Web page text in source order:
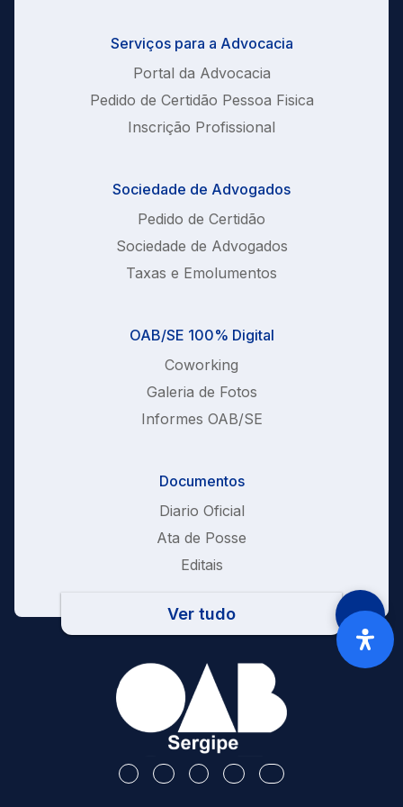
Serviços para a Advocacia
Portal da Advocacia
Pedido de Certidão Pessoa Fisica
Inscrição Profissional
Sociedade de Advogados
Pedido de Certidão
Sociedade de Advogados
Taxas e Emolumentos
OAB/SE 100% Digital
Coworking
Galeria de Fotos
Informes OAB/SE
Documentos
Diario Oficial
Ata de Posse
Editais
Ver tudo